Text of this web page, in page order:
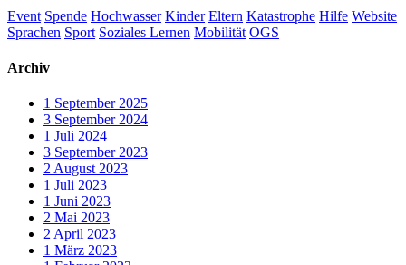
Event Spende Hochwasser Kinder Eltern Katastrophe Hilfe Website
Sprachen Sport Soziales Lernen Mobilität OGS
Archiv
1 September 2025
3 September 2024
1 Juli 2024
3 September 2023
2 August 2023
1 Juli 2023
1 Juni 2023
2 Mai 2023
2 April 2023
1 März 2023